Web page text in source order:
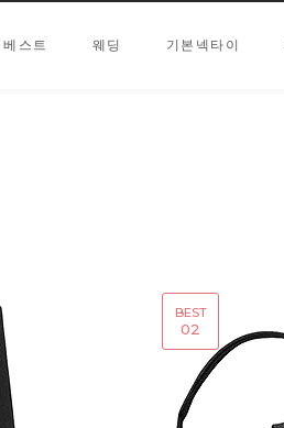
베스트 웨딩 기본넥타이
BEST
02